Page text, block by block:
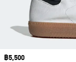
Price
฿5,500